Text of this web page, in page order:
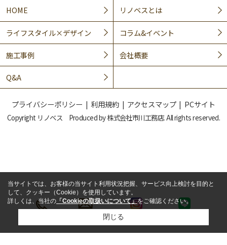
HOME リノベスとは
ライフスタイル×デザイン コラム&イベント
施工事例 会社概要
Q&A
プライバシーポリシー 利用規約 アクセスマップ PCサイト
Copyright リノベス Produced by 株式会社市川工務店. All rights reserved.
インスタ
当サイトでは、お客様の当サイト利用状況把握、サービス向上検討を目的と
して、クッキー（Cookie）を使用しています。
詳しくは、当社の 「Cookieの取扱いについて」をご確認ください。
閉じる